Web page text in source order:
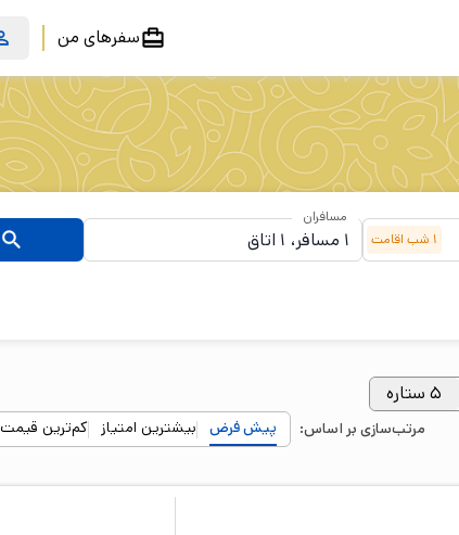
سفرهای من
1 شب اقامت
مسافران
۵ ستاره
مرتب‌سازی بر اساس: پیش فرض بیشترین امتیاز کم‌ترین قیمت